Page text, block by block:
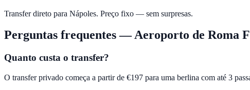
Transfer direto para Nápoles. Preço fixo — sem surpresas.
Perguntas frequentes—Aeroporto de Roma
Quanto custa o transfer?
O transfer privado começa a partir de €197 para uma berlina com até 3